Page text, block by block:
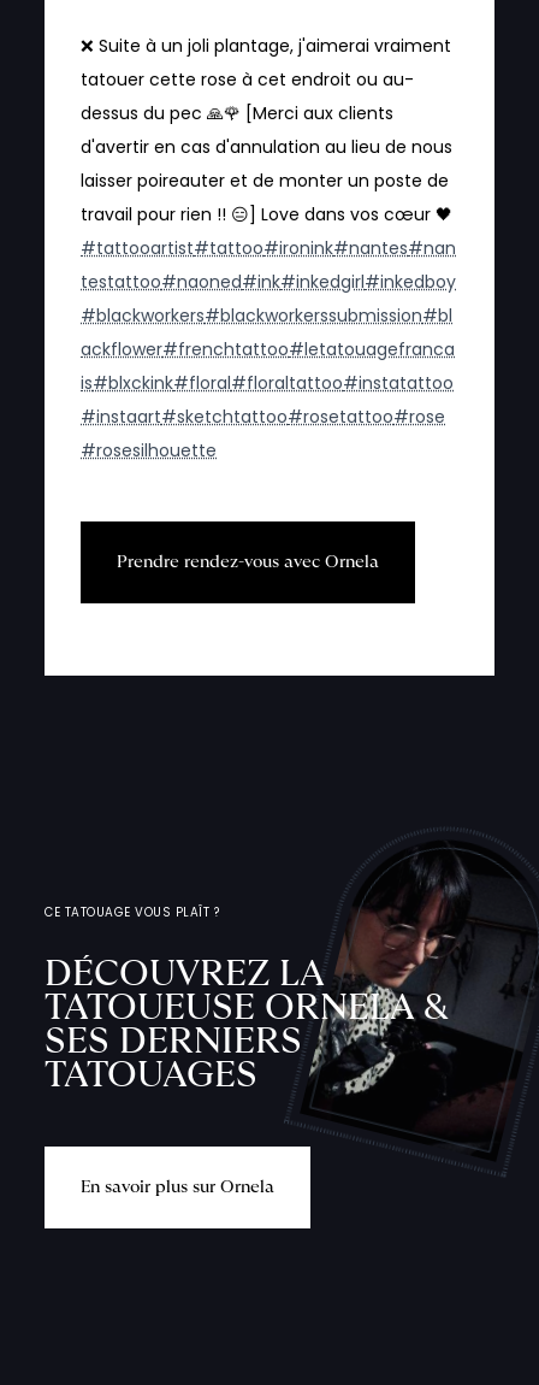
❌ Suite à un joli plantage, j'aimerai vraiment
tatouer cette rose à cet endroit ou au-
dessus du pec 🙏🌹 [Merci aux clients
d'avertir en cas d'annulation au lieu de nous
laisser poireauter et de monter un poste de
travail pour rien !! 😑] Love dans vos cœur 🖤
#tattooartist#tattoo#ironink#nantes#nan
testattoo#naoned#ink#inkedgirl#inkedboy
#blackworkers#blackworkerssubmission#bl
ackflower#frenchtattoo#letatouagefranca
is#blxckink#floral#floraltattoo#instatattoo
#instaart#sketchtattoo#rosetattoo#rose
#rosesilhouette
Prendre rendez-vous avec Ornela
CE TATOUAGE VOUS PLAÎT ?
DÉCOUVREZ LA
TATOUEUSE ORNELA &
SES DERNIERS
TATOUAGES
En savoir plus sur Ornela